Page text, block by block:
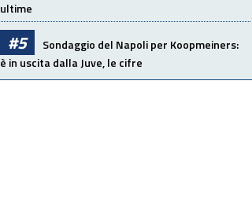
ultime
#5
Sondaggio del Napoli per Koopmeiners:
è in uscita dalla Juve, le cifre